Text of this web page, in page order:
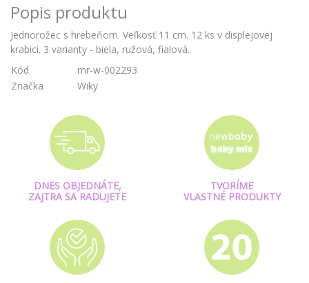
Popis produktu
Jednorožec s hrebeňom. Veľkosť 11 cm. 12 ks v displejovej
krabici. 3 varianty - biela, ružová, fialová.
Kód
mr-w-002293
Značka
Wiky
DNES OBJEDNÁTE,
ZAJTRA SA RADUJETE
TVORÍME
VLASTNÉ PRODUKTY